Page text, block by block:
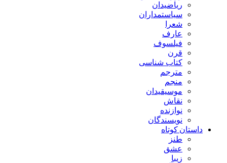
ریاضیدان
سیاستمداران
شعرا
عارف
فیلسوف
قرن
کتاب شناسی
مترجم
منجم
موسیقیدان
نقاش
نوازنده
نویسندگان
داستان کوتاه
طنز
عشق
زیبا